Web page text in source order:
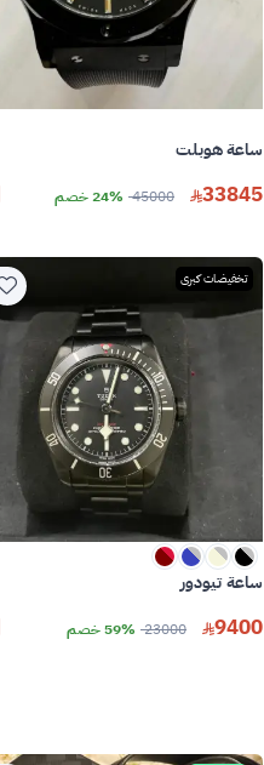
ساعة هوبلت
33845
45000 24% خصم
تخفيضات كبرى
ساعة تيودور
9400
23000 59% خصم